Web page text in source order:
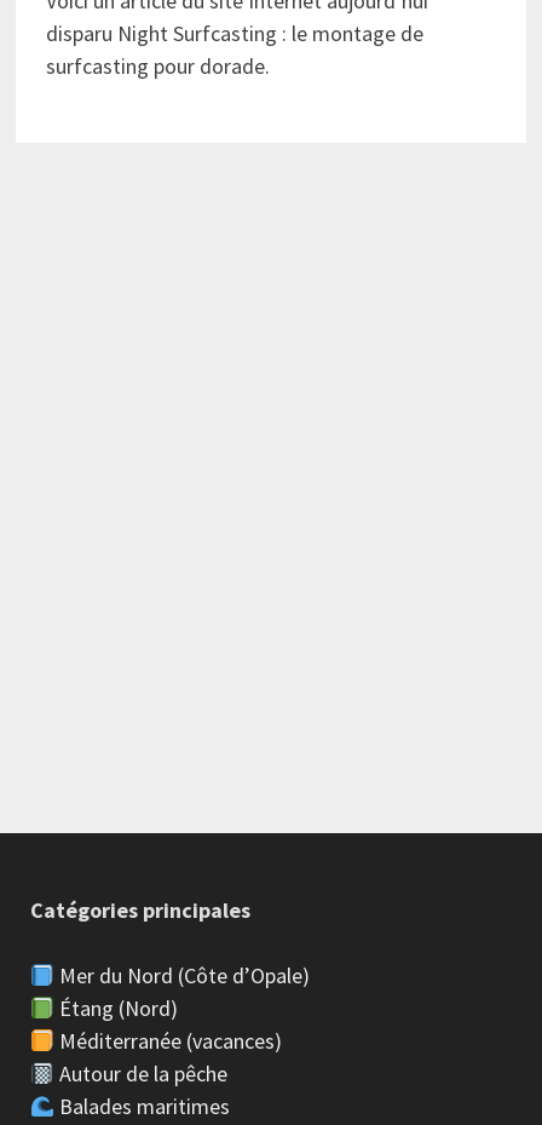
disparu Night Surfcasting : le montage de
surfcasting pour dorade.
Catégories principales
Mer du Nord (Côte d’Opale)
Étang (Nord)
Méditerranée (vacances)
Autour de la pêche
Balades maritimes